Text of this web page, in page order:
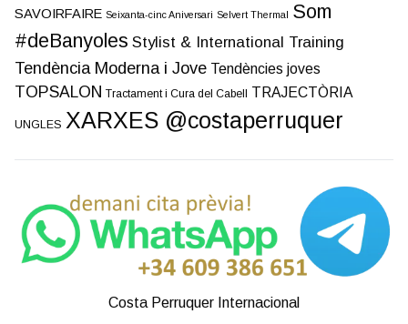
SAVOIRFAIRE Seixanta-cinc Aniversari Selvert Thermal
Som
#deBanyoles Stylist & International Training
Tendència Moderna i Jove Tendències joves
TOPSALON Tractament i Cura del Cabell TRAJECTÒRIA
UNGLES XARXES @costaperruquer
Costa Perruquer Internacional